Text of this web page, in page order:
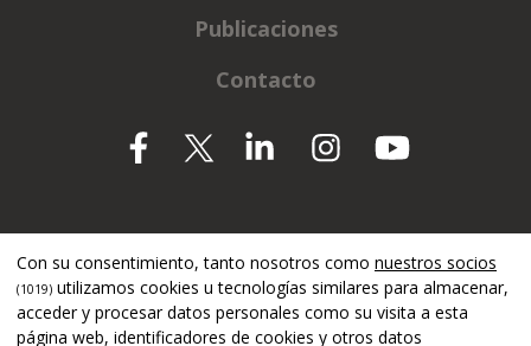
Publicaciones
Contacto
Con su consentimiento, tanto nosotros como nuestros socios
(1019) utilizamos cookies u tecnologías similares para almacenar,
acceder y procesar datos personales como su visita a esta
página web, identificadores de cookies y otros datos